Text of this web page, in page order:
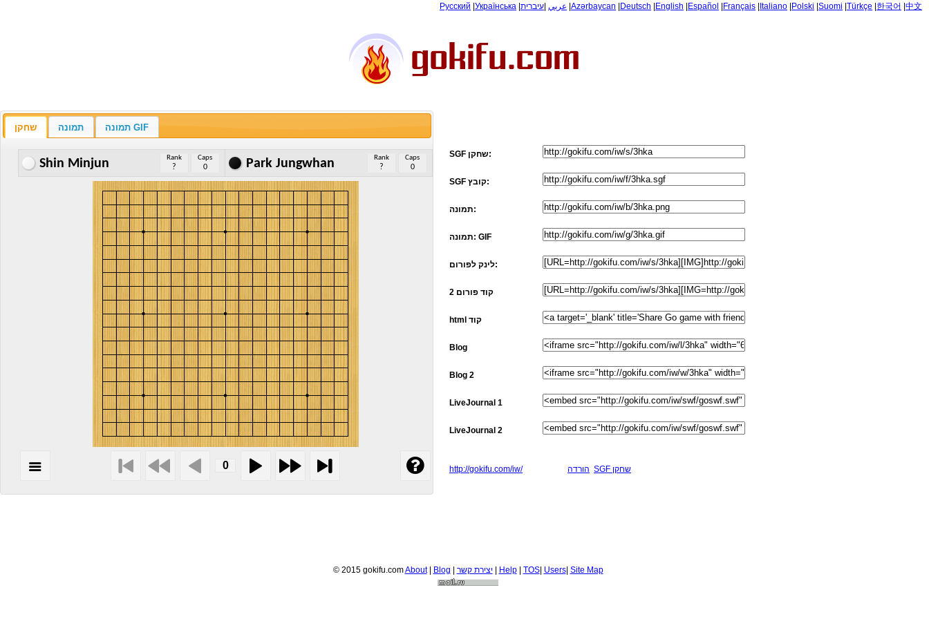
Русский Українська عربي עיברית Azərbaycan Deutsch English Español Français Italiano Polski Suomi Türkçe 한국어 中文
SGF שחקן:
SGF קובץ:
תמונה:
תמונה: GIF
לינק לפורום:
קוד פורום 2
html קוד
Blog
Blog 2
LiveJournal 1
LiveJournal 2
http://gokifu.com/iw/ הורדה SGF שחקן
שחקן תמונה תמונה GIF
Shin Minjun Rank
?
Caps
0 Park Jungwhan Rank
?
Caps
0
© 2015 gokifu.comAbout| Blog יצירת קשר| Help| TOS| Users| Site Map